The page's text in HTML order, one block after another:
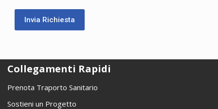
Collegamenti Rapidi
Prenota Traporto Sanitario
Sostieni un Progetto